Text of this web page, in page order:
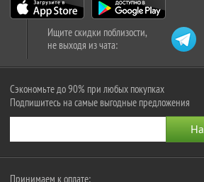
Ищите скидки поблизости,
не выходя из чата:
Сэкономьте до 90% при любых покупках
Подпишитесь на самые выгодные предложения
Принимаем к оплате: